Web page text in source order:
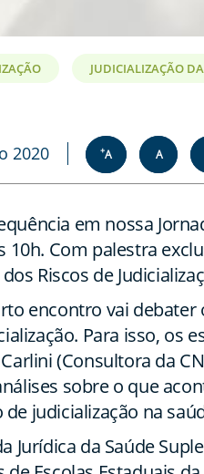
JUDICIALIZAÇÃO
2020 +A A
em nossa
10h. Com palestra
Riscos de
encontro vai
Para isso, os
(Consultora da
sobre o que
judicialização na
Jurídica da Saúde